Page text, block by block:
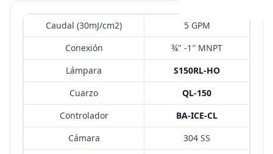
Caudal (30mJ/cm2)
5 GPM
Conexión
¾" -1″ MNPT
Lámpara
S150RL-HO
Cuarzo
QL-150
Controlador
BA-ICE-CL
Cámara
304 SS